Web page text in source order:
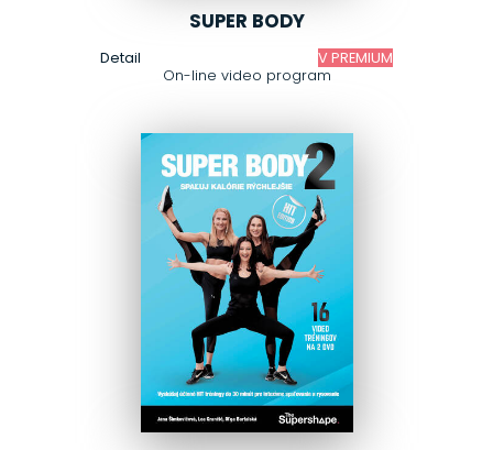
SUPER BODY
On-line video program
Detail V PREMIUM